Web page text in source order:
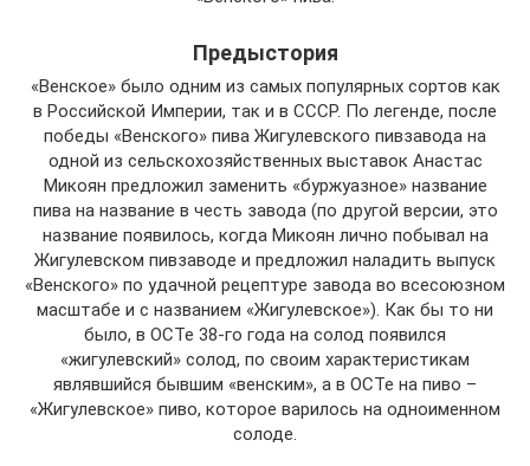
Предыстория
«Венское» было одним из самых популярных сортов как
в Российской Империи, так и в СССР. По легенде, после
победы «Венского» пива Жигулевского пивзавода на
одной из сельскохозяйственных выставок Анастас
Микоян предложил заменить «буржуазное» название
пива на название в честь завода (по другой версии, это
название появилось, когда Микоян лично побывал на
Жигулевском пивзаводе и предложил наладить выпуск
«Венского» по удачной рецептуре завода во всесоюзном
масштабе и с названием «Жигулевское»). Как бы то ни
было, в ОСТе 38-го года на солод появился
«жигулевский» солод, по своим характеристикам
являвшийся бывшим «венским», а в ОСТе на пиво –
«Жигулевское» пиво, которое варилось на одноименном
солоде.